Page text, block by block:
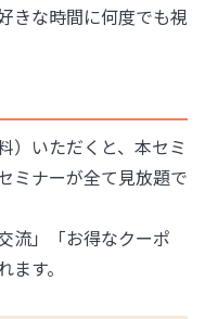
きな時間に何度でも視
）いただくと、本セミ
ミナーが全て見放題で
流」「お得なクーポ
す。